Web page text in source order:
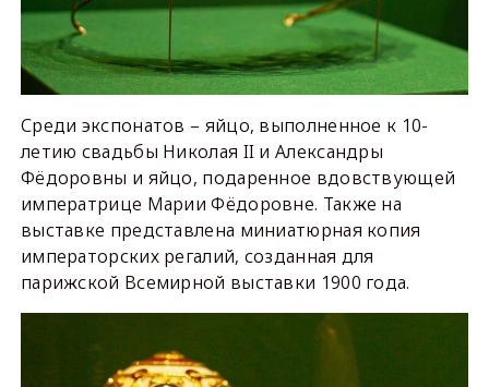
Среди экспонатов – яйцо, выполненное к 10-
летию свадьбы Николая II и Александры
Фёдоровны и яйцо, подаренное вдовствующей
императрице Марии Фёдоровне. Также на
выставке представлена миниатюрная копия
императорских регалий, созданная для
парижской Всемирной выставки 1900 года.